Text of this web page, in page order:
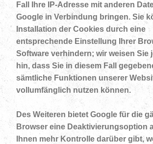
Fall Ihre IP-Adresse mit anderen
Google in Verbindung bringen. Sie
Installation der Cookies durch eine
entsprechende Einstellung Ihrer
Software verhindern; wir weisen Sie
hin, dass Sie in diesem Fall
sämtliche Funktionen unserer
vollumfänglich nutzen können.
Des Weiteren bietet Google für die
Browser eine Deaktivierungsoption
Ihnen mehr Kontrolle darüber gibt,